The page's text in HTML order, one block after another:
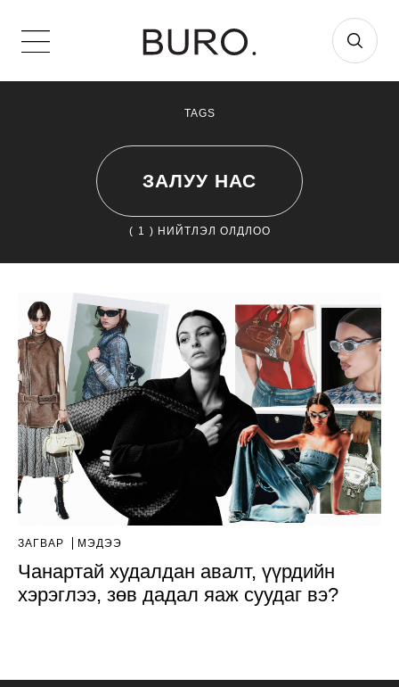
TAGS
ЗАЛУУ НАС
( 1 ) НИЙТЛЭЛ ОЛДЛОО
ЗАГВАР МЭДЭЭ
Чанартай худалдан авалт, үүрдийн
хэрэглээ, зөв дадал яаж суудаг вэ?